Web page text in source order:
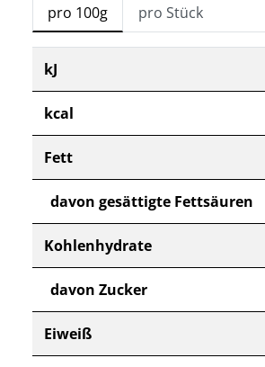
pro 100g pro Stück
kJ
kcal
Fett
davon gesättigte Fettsäuren
Kohlenhydrate
davon Zucker
Eiweiß